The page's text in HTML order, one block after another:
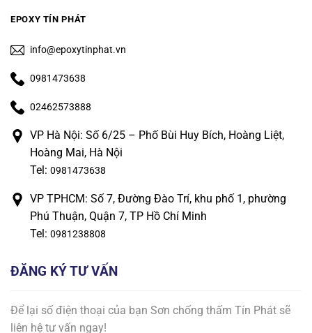
EPOXY TÍN PHÁT
info@epoxytinphat.vn
0981473638
02462573888
VP Hà Nội: Số 6/25 – Phố Bùi Huy Bích, Hoàng Liệt,
Hoàng Mai, Hà Nội
Tel: 0981473638
VP TPHCM: Số 7, Đường Đào Trí, khu phố 1, phường
Phú Thuận, Quận 7, TP Hồ Chí Minh
Tel: 0981238808
ĐĂNG KÝ TƯ VẤN
Để lại số điện thoại của bạn Sơn chống thấm Tín Phát sẽ
liên hệ tư vấn ngay!